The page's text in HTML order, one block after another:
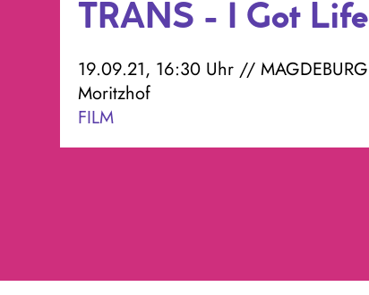
TRANS - I Got Life
19.09.21, 16:30 Uhr // MAGDEBURG
Moritzhof
FILM